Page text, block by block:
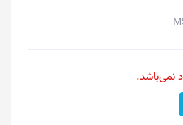
نمی‌باشد.